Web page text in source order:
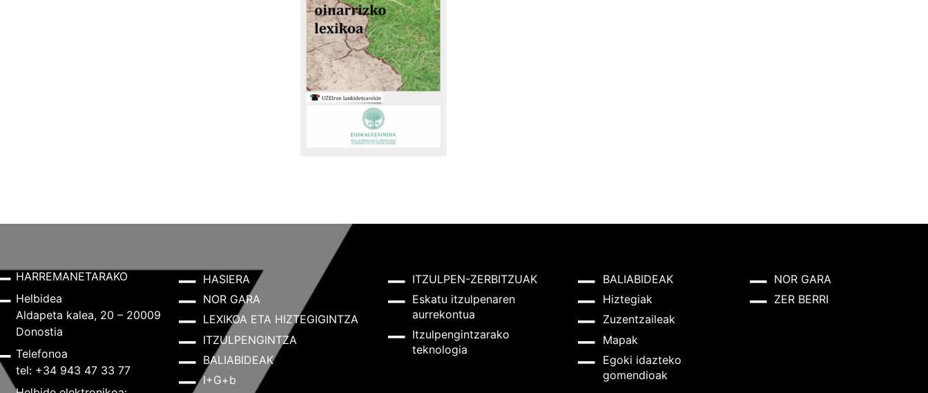
HARREMANETARAKO
Helbidea
Aldapeta kalea, 20 – 20009
Donostia
Telefonoa
tel: +34 943 47 33 77
HASIERA
NOR GARA
LEXIKOA ETA HIZTEGIGINTZA
ITZULPENGINTZA
BALIABIDEAK
I+G+b
ITZULPEN-ZERBITZUAK
Eskatu itzulpenaren
aurrekontua
Itzulpengintzarako
teknologia
BALIABIDEAK
Hiztegiak
Zuzentzaileak
Mapak
Egoki idazteko
gomendioak
NOR GARA
ZER BERRI